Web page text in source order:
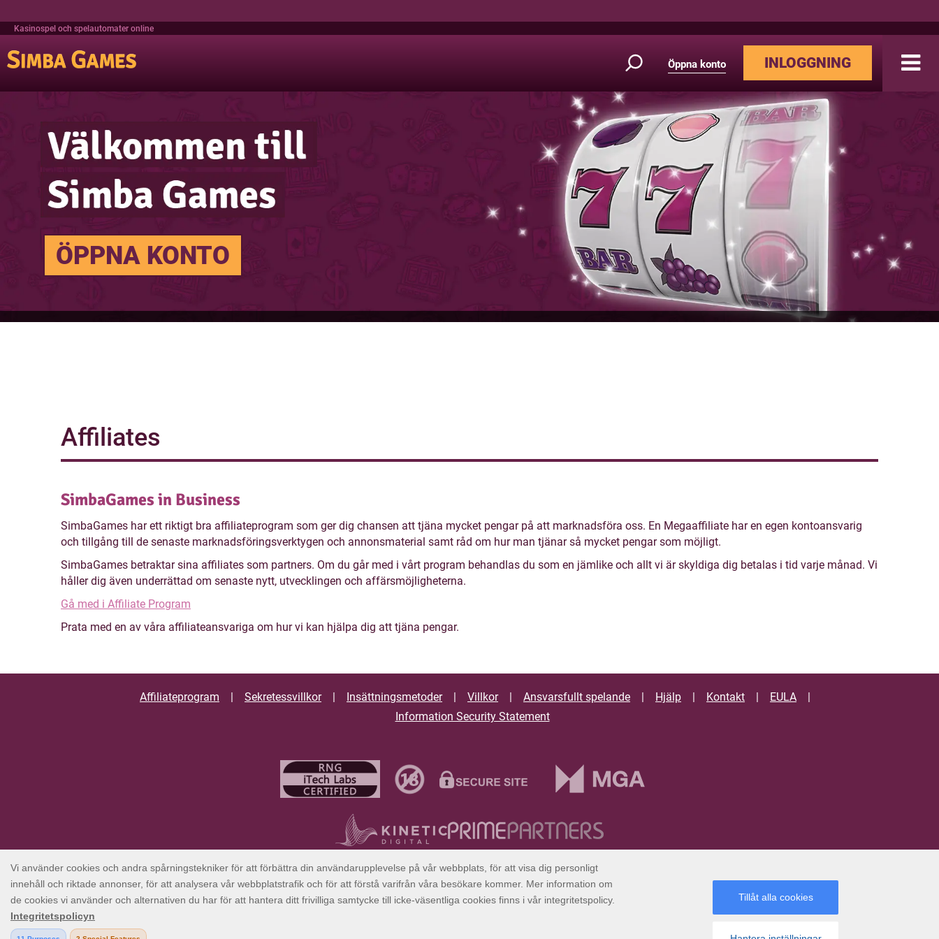
Kasinospel och spelautomater online
Öppna konto INLOGGNING
ÖPPNA KONTO
Affiliates
SimbaGames in Business
SimbaGames har ett riktigt bra affiliateprogram som ger dig chansen att tjäna mycket pengar på att marknadsföra oss. En Megaaffiliate har en egen kontoansvarig
och tillgång till de senaste marknadsföringsverktygen och annonsmaterial samt råd om hur man tjänar så mycket pengar som möjligt.
SimbaGames betraktar sina affiliates som partners. Om du går med i vårt program behandlas du som en jämlike och allt vi är skyldiga dig betalas i tid varje månad. Vi
håller dig även underrättad om senaste nytt, utvecklingen och affärsmöjligheterna.
Gå med i Affiliate Program
Prata med en av våra affiliateansvariga om hur vi kan hjälpa dig att tjäna pengar.
Affiliateprogram Sekretessvillkor Insättningsmetoder Villkor Ansvarsfullt spelande Hjälp Kontakt
EULA
Information Security Statement